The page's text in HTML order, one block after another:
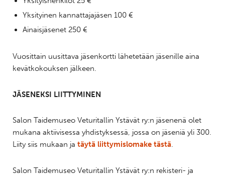
Yksityinen kannattajajäsen 100 €
Ainaisjäsenet 250 €
Vuosittain uusittava jäsenkortti lähetetään jäsenille aina
kevätkokouksen jälkeen.
JÄSENEKSI LIITTYMINEN
Salon Taidemuseo Veturitallin Ystävät ry:n jäsenenä olet
mukana aktiivisessa yhdistyksessä, jossa on jäseniä yli 300.
Liity siis mukaan ja täytä liittymislomake tästä.
Salon Taidemuseo Veturitallin Ystävät ry:n rekisteri- ja